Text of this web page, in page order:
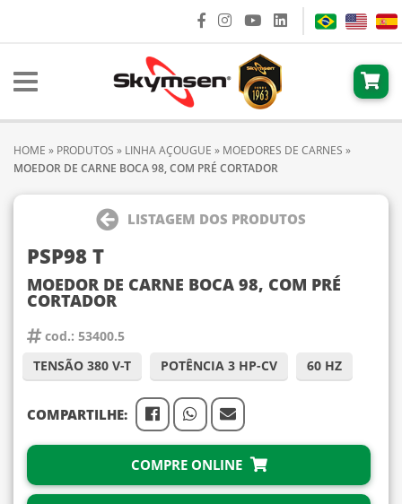
HOME » PRODUTOS » LINHA AÇOUGUE » MOEDORES DE CARNES »
MOEDOR DE CARNE BOCA 98, COM PRÉ CORTADOR
LISTAGEM DOS PRODUTOS
PSP98 T
MOEDOR DE CARNE BOCA 98, COM PRÉ
CORTADOR
cod.: 53400.5
TENSÃO 380 V-T
POTÊNCIA 3 HP-CV 60 HZ
COMPARTILHE:
COMPRE ONLINE